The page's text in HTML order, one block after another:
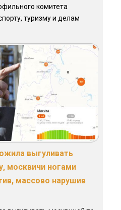
комитета
туризму и делам
выгуливать
москвичи ногами
массово нарушив